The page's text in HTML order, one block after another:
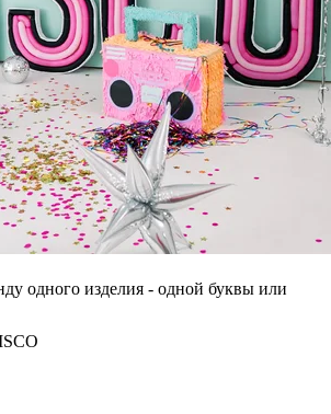
одного изделия - одной буквы или